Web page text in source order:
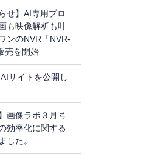
せ】AI専用プロ
も映像解析も叶
ンのNVR「NVR-
売を開始
サイトを公開し
画像ラボ３月号
効率化に関する
した。